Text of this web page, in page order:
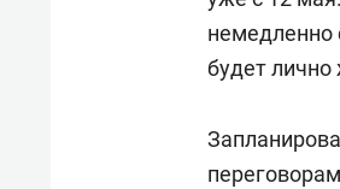
немедленно
будет